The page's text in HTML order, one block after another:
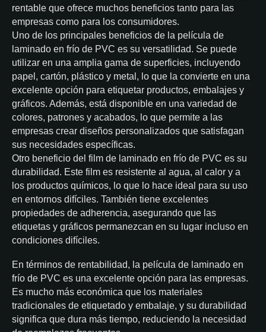
rentable que ofrece muchos beneficios tanto para las
empresas como para los consumidores.
Uno de los principales beneficios de la película de
laminado en frío de PVC es su versatilidad. Se puede
utilizar en una amplia gama de superficies, incluyendo
papel, cartón, plástico y metal, lo que la convierte en una
excelente opción para etiquetar productos, embalajes y
gráficos. Además, está disponible en una variedad de
colores, patrones y acabados, lo que permite a las
empresas crear diseños personalizados que satisfagan
sus necesidades específicas.
Otro beneficio del film de laminado en frío de PVC es su
durabilidad. Este film es resistente al agua, al calor y a
los productos químicos, lo que lo hace ideal para su uso
en entornos difíciles. También tiene excelentes
propiedades de adherencia, asegurando que las
etiquetas y gráficos permanezcan en su lugar incluso en
condiciones difíciles.
En términos de rentabilidad, la película de laminado en
frío de PVC es una excelente opción para las empresas.
Es mucho más económica que los materiales
tradicionales de etiquetado y embalaje, y su durabilidad
significa que dura más tiempo, reduciendo la necesidad